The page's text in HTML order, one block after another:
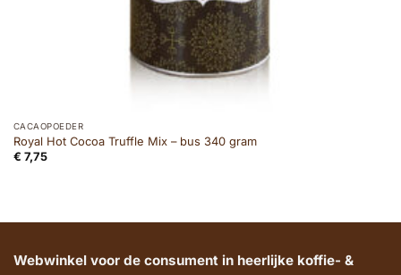
CACAOPOEDER
Royal Hot Cocoa Truffle Mix – bus 340 gram
€ 7,75
Webwinkel voor de consument in heerlijke koffie- &